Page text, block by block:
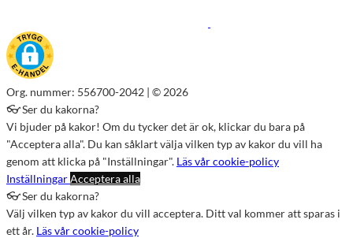
Org. nummer: 556700-2042 | © 2026
👓 Ser du kakorna?
Vi bjuder på kakor! Om du tycker det är ok, klickar du bara på
"Acceptera alla". Du kan såklart välja vilken typ av kakor du vill ha
genom att klicka på "Inställningar". Läs vår cookie-policy
InställningarAcceptera alla
👓 Ser du kakorna?
Välj vilken typ av kakor du vill acceptera. Ditt val kommer att sparas i
ett år. Läs vår cookie-policy